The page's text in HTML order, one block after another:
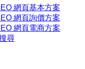
網頁基本方案
網頁詢價方案
網頁電商方案
尋